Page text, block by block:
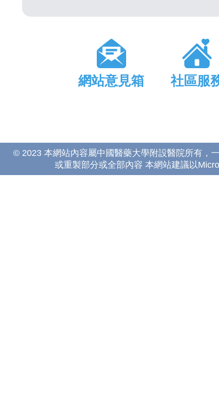
網站意見箱 社區服
© 2023 本網站內容屬中國醫藥大學附設醫院所有，
或重製部分或全部內容 本網站建議以